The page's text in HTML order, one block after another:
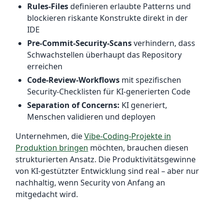
Rules-Filesdefinieren erlaubte Patterns und
blockieren riskante Konstrukte direkt in der
IDE
Pre-Commit-Security-Scansverhindern, dass
Schwachstellen überhaupt das Repository
erreichen
Code-Review-Workflows mit spezifischen
Security-Checklisten für KI-generierten Code
Separation of Concerns: KI generiert,
Menschen validieren und deployen
Unternehmen, dieVibe-Coding-Projekte in
Produktion bringen möchten, brauchen diesen
strukturierten Ansatz. Die Produktivitätsgewinne
von KI-gestützter Entwicklung sind real – aber nur
nachhaltig, wenn Security von Anfang an
mitgedacht wird.